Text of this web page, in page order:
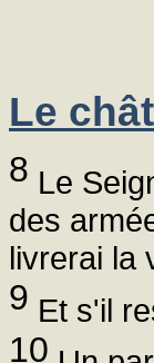
Le
8 Le
des
livrerai la
9 Et s'il
10